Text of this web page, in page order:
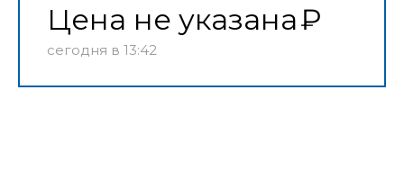
Цена не указана
сегодня в 13:42